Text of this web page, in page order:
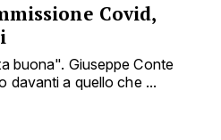
Covid,
buona". Giuseppe Conte
davanti a quello che ...